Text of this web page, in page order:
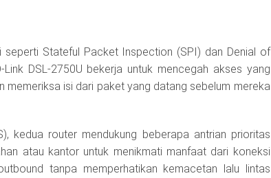
seperti Stateful Packet Inspection (SPI) dan Denial of
DSL-2750U bekerja untuk mencegah akses yang
memeriksa isi dari paket yang datang sebelum mereka
kedua router mendukung beberapa antrian prioritas
atau kantor untuk menikmati manfaat dari koneksi
tanpa memperhatikan kemacetan lalu lintas